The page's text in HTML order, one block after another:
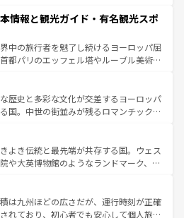
リアで、忘れられない旅をしてみよう！
リア情報は
国では、情熱的なフラメンコ、熱気あふ
美味しいタパスが生活の一部となってい
ドの洗練された雰囲気や、バルセロナの
角から、地方では古代ローマ遺跡や中世
て風土や気候が異なるスペインはその個
性で訪れる人を魅了する。 なお、新着のスペイン情報は コ
照してほしい。
情報と観光ガイド・有名観光スポ
中の旅行者を魅了し続けるヨーロッパ屈
都パリのエッフェル塔やルーブル美術館
詰まっている。華麗な宮殿、歴史的な大
チ、そして豊かな自然が、訪れる者を心
た、フランスは美食の国としても知ら
の発祥地であるランス、プロヴァンスの
ー畑など、多彩な楽しみ方が可能だ。さ
地域にも魅力が溢れており、どの街角に
ぶとそれぞれで全く異なる文化を体験で
だろう。 なお、新着のフランス情報はコンテンツ一覧
。
歴史と多彩な文化が交差するヨーロッパ
国。中世の街並みが残るロマンチック街
、どこを歩いても飽きることがない。ベ
気、バイエルン州のアルプスの絶景、そ
のワイン畑といった風景は必見。ビール
ぜひ体験してほしい。 なお、新着の
テンツ一覧を参照してほしい。
よき伝統と最先端が共存する国。ウェス
や大英博物館のようなランドマーク、歴
魅力がある。また、優雅なアフタヌーン
きにはたまらない英国パブ、サッカー観
らこそできる体験も豊富。イギリスを旅
は九州ほどの広さだが、運行時刻が正確
れており、初心者でも安心して個人旅行